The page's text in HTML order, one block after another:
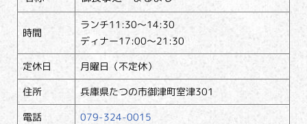
時間
ランチ11:30～14:30
ディナー17:00～21:30
定休日
月曜日（不定休）
住所
兵庫県たつの市御津町室津301
電話
079-324-0015